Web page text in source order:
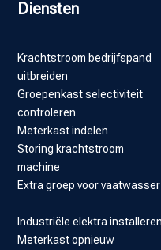
Diensten
Krachtstroom bedrijfspand
uitbreiden
Groepenkast selectiviteit
controleren
Meterkast indelen
Storing krachtstroom
machine
Extra groep voor vaatwasser
Industriële elektra installeren
Meterkast opnieuw